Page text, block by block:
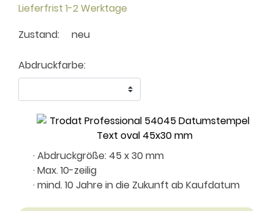
Lieferfrist 1-2 Werktage
Zustand:
neu
Abdruckfarbe:
· Abdruckgröße: 45 x 30 mm
· Max. 10-zeilig
· mind. 10 Jahre in die Zukunft ab Kaufdatum